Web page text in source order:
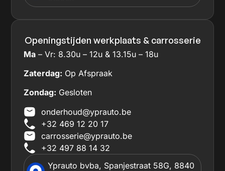
Openingstijden werkplaats & carrosserie
Ma – Vr: 8.30u – 12u & 13.15u – 18u
Zaterdag: Op Afspraak
Zondag: Gesloten
onderhoud@yprauto.be
+32 469 12 20 17
carrosserie@yprauto.be
+32 497 88 14 32
Yprauto bvba, Spanjestraat 58G, 8840